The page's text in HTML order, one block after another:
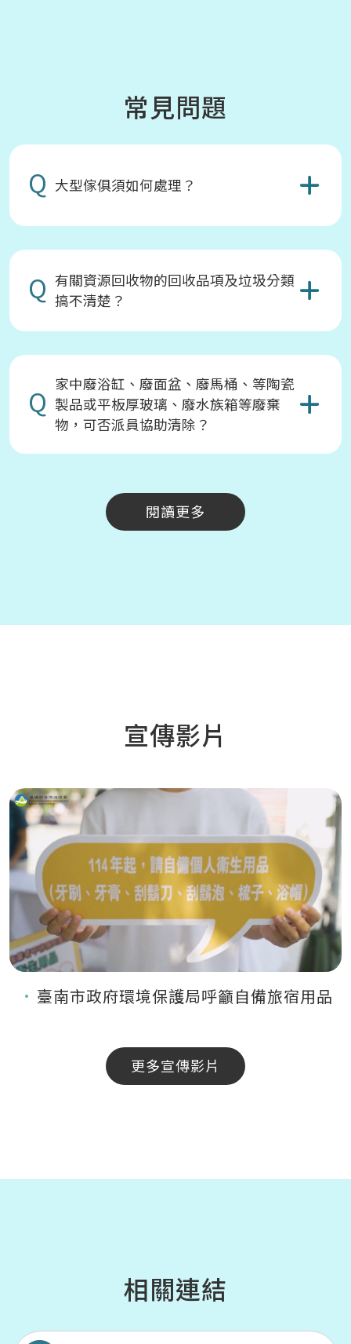
常見問題
Q 大型傢俱須如何處理？
Q 有關資源回收物的回收品項及垃圾分類
搞不清楚？
Q 家中廢浴缸、廢面盆、廢馬桶、等陶瓷
製品或平板厚玻璃、廢水族箱等廢棄
物，可否派員協助清除？
閱讀更多
宣傳影片
臺南市政府環境保護局呼籲自備旅宿用品
更多宣傳影片
相關連結